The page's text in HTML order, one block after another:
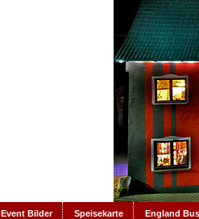
Event Bilder Speisekarte England Bus